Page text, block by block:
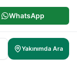
WhatsApp
Yakınımda Ara